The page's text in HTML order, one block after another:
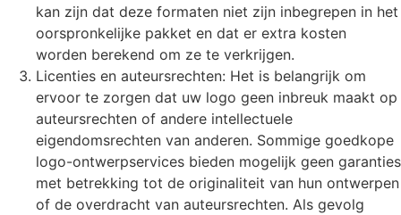
kan zijn dat deze formaten niet zijn inbegrepen in het
oorspronkelijke pakket en dat er extra kosten
worden berekend om ze te verkrijgen.
Licenties en auteursrechten: Het is belangrijk om
ervoor te zorgen dat uw logo geen inbreuk maakt op
auteursrechten of andere intellectuele
eigendomsrechten van anderen. Sommige goedkope
logo-ontwerpservices bieden mogelijk geen garanties
met betrekking tot de originaliteit van hun ontwerpen
of de overdracht van auteursrechten. Als gevolg